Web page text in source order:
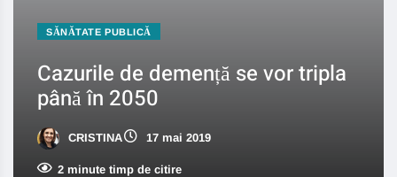
SĂNĂTATE PUBLICĂ
Cazurile de demență se vor tripla
până în 2050
CRISTINA 17 mai 2019
2 minute timp de citire